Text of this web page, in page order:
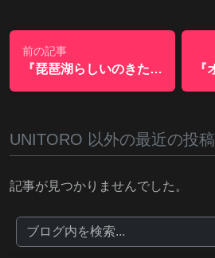
前の記事
『琵琶湖らしいのきたー』
UNITORO 以外の最近の投稿
記事が見つかりませんでした。